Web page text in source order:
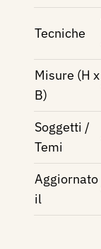
Tecniche
Misure (H x
B)
Soggetti /
Temi
Aggiornato
il